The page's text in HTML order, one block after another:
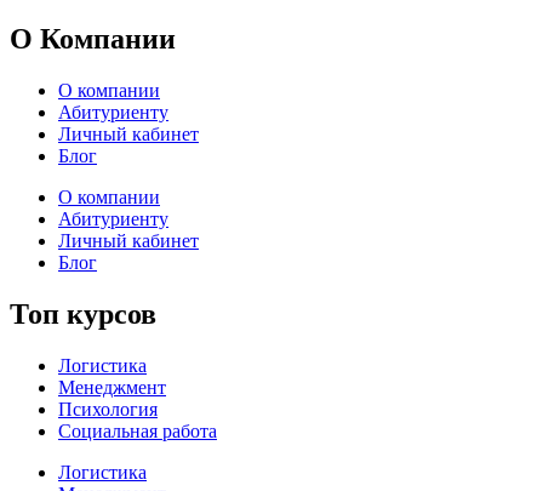
О Компании
О компании
Абитуриенту
Личный кабинет
Блог
О компании
Абитуриенту
Личный кабинет
Блог
Топ курсов
Логистика
Менеджмент
Психология
Социальная работа
Логистика